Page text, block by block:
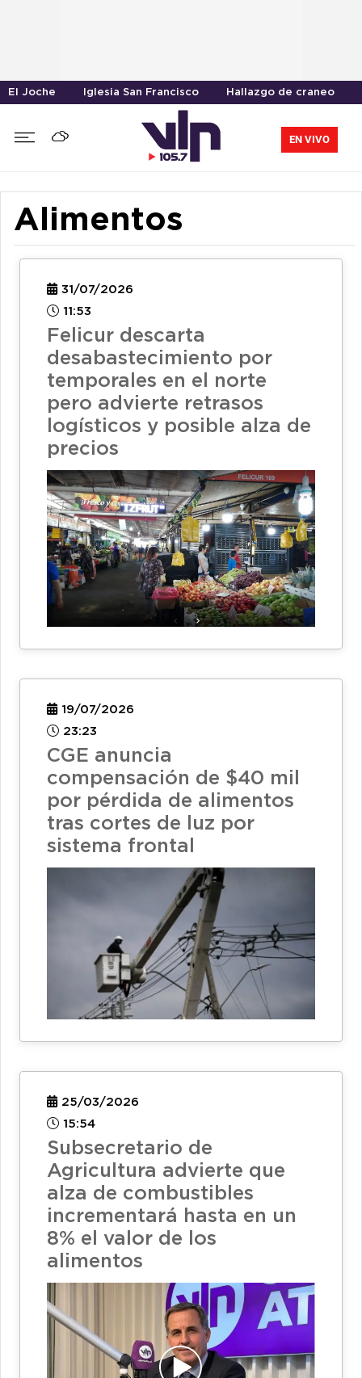
El Joche Iglesia San Francisco Hallazgo de craneo
EN VIVO
Alimentos
31/07/2026
11:53
Felicur descarta
desabastecimiento por
temporales en el norte
pero advierte retrasos
logísticos y posible alza de
precios
19/07/2026
23:23
CGE anuncia
compensación de $40 mil
por pérdida de alimentos
tras cortes de luz por
sistema frontal
25/03/2026
15:54
Subsecretario de
Agricultura advierte que
alza de combustibles
incrementará hasta en un
8% el valor de los
alimentos